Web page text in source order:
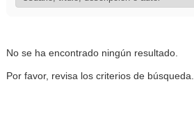
No se ha encontrado ningún resultado.
Por favor, revisa los criterios de búsqueda.